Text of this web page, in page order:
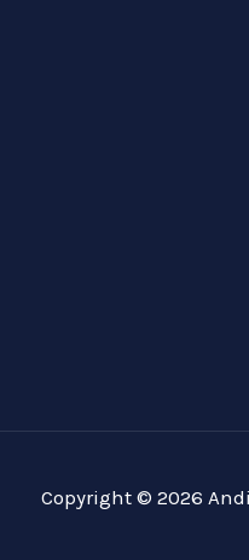
Copyright © 2026